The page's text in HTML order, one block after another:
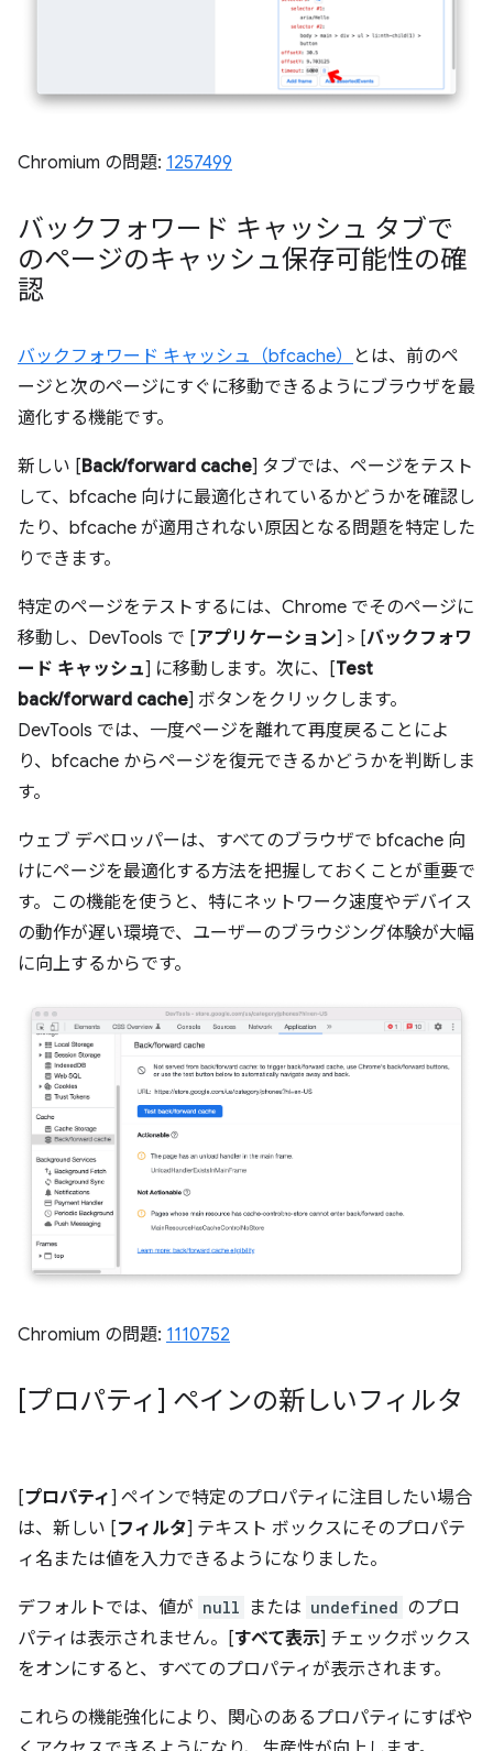
Chromium の問題: 1257499
バックフォワード キャッシュ タブで
のページのキャッシュ保存可能性の確
認
バックフォワード キャッシュ（bfcache）
とは、前のペ
ージと次のページにすぐに移動できるようにブラウザを最
適化する機能です。
新しい [Back/forward cache] タブでは、ページをテスト
して、bfcache 向けに最適化されているかどうかを確認し
たり、bfcache が適用されない原因となる問題を特定した
りできます。
特定のページをテストするには、Chrome でそのページに
移動し、DevTools で [アプリケーション] > [バックフォワ
ード キャッシュ] に移動します。次に、[Test
back/forward cache] ボタンをクリックします。
DevTools では、一度ページを離れて再度戻ることによ
り、bfcache からページを復元できるかどうかを判断しま
す。
ウェブ デベロッパーは、すべてのブラウザで bfcache 向
けにページを最適化する方法を把握しておくことが重要で
す。この機能を使うと、特にネットワーク速度やデバイス
の動作が遅い環境で、ユーザーのブラウジング体験が大幅
に向上するからです。
Chromium の問題: 1110752
[プロパティ] ペインの新しいフィルタ
[プロパティ ] ペインで特定のプロパティに注目したい場合
は、新しい [フィルタ] テキスト ボックスにそのプロパテ
ィ名または値を入力できるようになりました。
デフォルトでは、値が null または undefined のプロ
パティは表示されません。[すべて表示] チェックボックス
をオンにすると、すべてのプロパティが表示されます。
これらの機能強化により、関心のあるプロパティにすばや